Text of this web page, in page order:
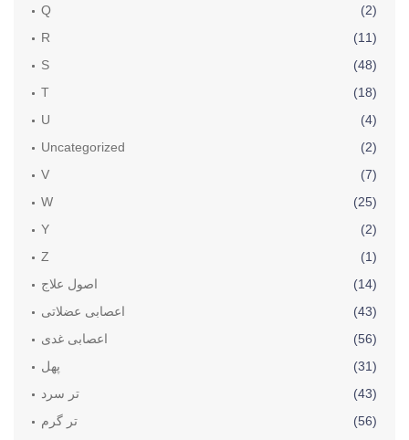
Q
(2)
R
(11)
S
(48)
T
(18)
U
(4)
Uncategorized
(2)
V
(7)
W
(25)
Y
(2)
Z
(1)
اصول علاج
(14)
اعصابی عضلاتی
(43)
اعصابی غدی
(56)
پھل
(31)
تر سرد
(43)
تر گرم
(56)